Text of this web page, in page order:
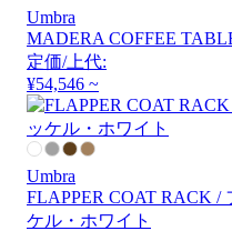
Umbra
MADERA COFFEE
定価/上代:
¥54,546 ~
Umbra
FLAPPER COAT RACK /
ケル・ホワイト